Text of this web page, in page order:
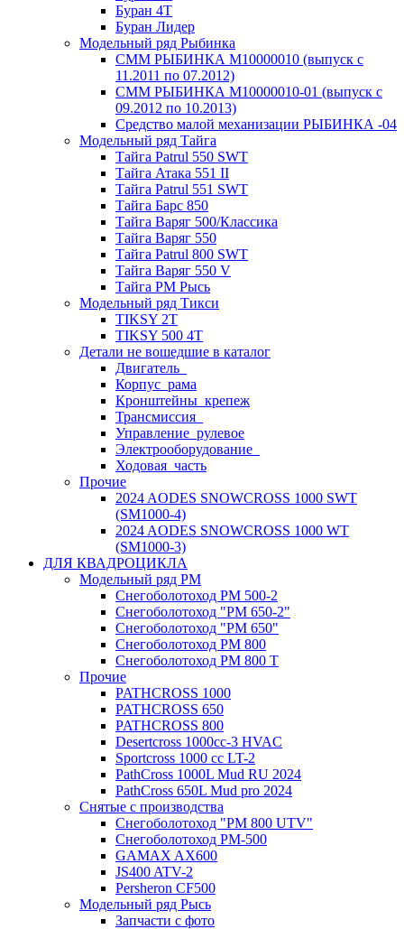
Буран 4Т
Буран Лидер
Модельный ряд Рыбинка
СММ РЫБИНКА M10000010 (выпуск с
11.2011 по 07.2012)
СММ РЫБИНКА M10000010-01 (выпуск с
09.2012 по 10.2013)
Средство малой механизации РЫБИНКА -04
Модельный ряд Тайга
Тайга Patrul 550 SWT
Тайга Атака 551 II
Тайга Patrul 551 SWT
Тайга Барс 850
Тайга Варяг 500/Классика
Тайга Варяг 550
Тайга Patrul 800 SWT
Тайга Варяг 550 V
Тайга РМ Рысь
Модельный ряд Тикси
TIKSY 2T
TIKSY 500 4T
Детали не вошедшие в каталог
Двигатель_
Корпус_рама
Кронштейны_крепеж
Трансмиссия_
Управление_рулевое
Электрооборудование_
Ходовая_часть
Прочие
2024 AODES SNOWCROSS 1000 SWT
(SM1000-4)
2024 AODES SNOWCROSS 1000 WT
(SM1000-3)
ДЛЯ КВАДРОЦИКЛА
Модельный ряд РМ
Снегоболотоход РМ 500-2
Снегоболотоход "РМ 650-2"
Снегоболотоход "РМ 650"
Снегоболотоход РМ 800
Снегоболотоход РМ 800 Т
Прочие
PATHCROSS 1000
PATHCROSS 650
PATHCROSS 800
Desertcross 1000cc-3 HVAC
Sportcross 1000 cc LT-2
PathCross 1000L Mud RU 2024
PathCross 650L Mud pro 2024
Снятые с производства
Снегоболотоход "РМ 800 UTV"
Снегоболотоход РМ-500
GAMAX AX600
JS400 ATV-2
Persheron CF500
Модельный ряд Рысь
Запчасти с фото